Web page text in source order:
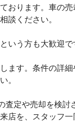
おります。車の売
談ください。
いう方も大歓迎で
ます。条件の詳
。
査定や売却を検討
店を、スタッフ一